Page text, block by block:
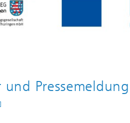
Pressemeldung